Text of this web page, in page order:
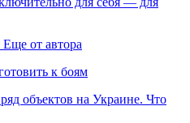
Еще от автора
к боям
объектов на Украине. Что